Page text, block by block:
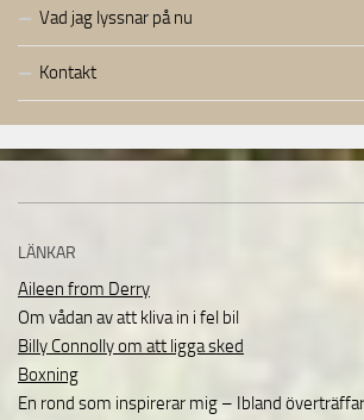
Vad jag lyssnar på nu
Kontakt
LÄNKAR
Aileen from Derry
Om vådan av att kliva in i fel bil
Billy Connolly om att ligga sked
Boxning
En rond som inspirerar mig – Ibland